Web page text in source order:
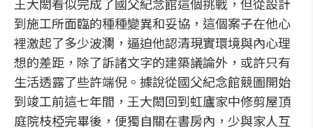
到施工所面臨的種種變異和妥協，這個案子在他心
裡激起了多少波瀾，逼迫他認清現實環境與內心理
想的差距，除了訴諸文字的建築議論外，或許只有
生活透露了些許端倪。據說從國父紀念館競圖開始
到竣工前這七年間，王大閎回到虹廬家中修剪屋頂
庭院枝椏完畢後，便獨自關在書房內，少與家人互